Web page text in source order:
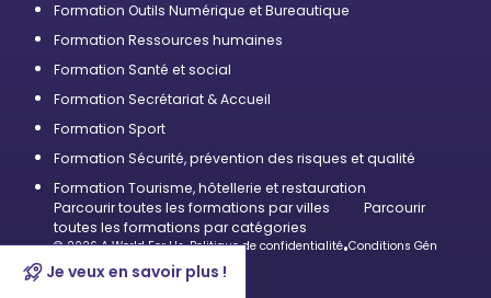
Je veux en savoir plus !
Formation Outils Numérique et Bureautique
Formation Ressources humaines
Formation Santé et social
Formation Secrétariat & Accueil
Formation Sport
Formation Sécurité, prévention des risques et qualité
Formation Tourisme, hôtellerie et restauration
Parcourir toutes les formations par villes
Parcourir
toutes les formations par catégories
© 2026 A World For Us•Politique de confidentialité•Conditions Générales